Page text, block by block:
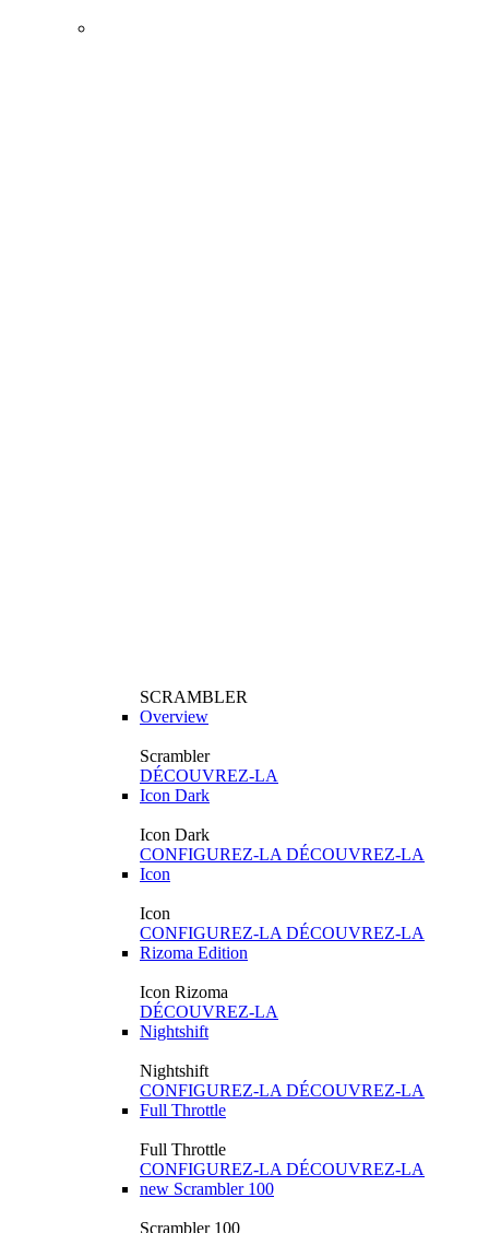
SCRAMBLER
Overview
Scrambler
DÉCOUVREZ-LA
Icon Dark
Icon Dark
CONFIGUREZ-LA DÉCOUVREZ-LA
Icon
Icon
CONFIGUREZ-LA DÉCOUVREZ-LA
Rizoma Edition
Icon Rizoma
DÉCOUVREZ-LA
Nightshift
Nightshift
CONFIGUREZ-LA DÉCOUVREZ-LA
Full Throttle
Full Throttle
CONFIGUREZ-LA DÉCOUVREZ-LA
new Scrambler 100
Scrambler 100